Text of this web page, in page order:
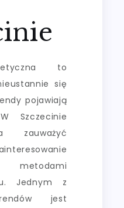
to
się
pojawiają
Szczecinie
zauważyć
metodami
Jednym z
jest